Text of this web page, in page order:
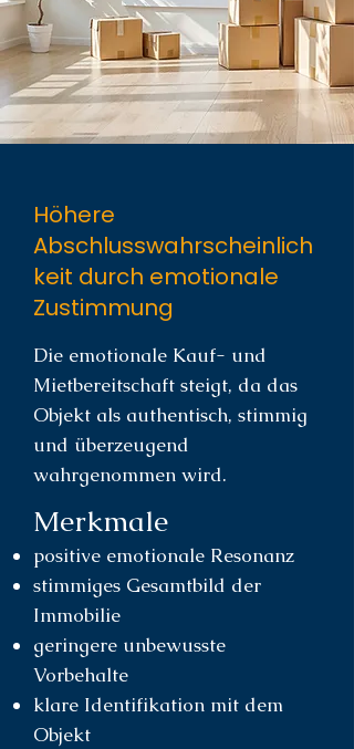
Höhere
Abschlusswahrscheinlich
keit durch emotionale
Zustimmung
Die emotionale Kauf- und
Mietbereitschaft steigt, da das
Objekt als authentisch, stimmig
und überzeugend
wahrgenommen wird.
Merkmale
positive emotionale Resonanz
stimmiges Gesamtbild der
Immobilie
geringere unbewusste
Vorbehalte
klare Identifikation mit dem
Objekt